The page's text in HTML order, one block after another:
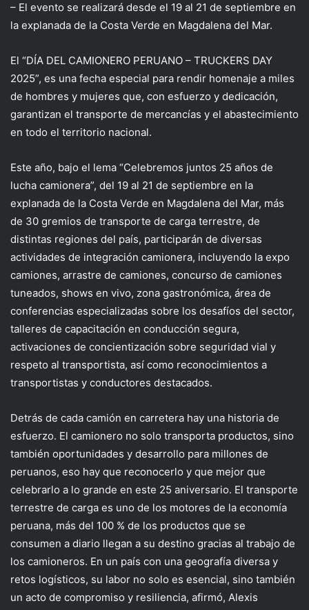
– El evento se realizará desde el 19 al 21 de septiembre en
la explanada de la Costa Verde en Magdalena del Mar.
El “DÍA DEL CAMIONERO PERUANO – TRUCKERS DAY
2025”, es una fecha especial para rendir homenaje a miles
de hombres y mujeres que, con esfuerzo y dedicación,
garantizan el transporte de mercancías y el abastecimiento
en todo el territorio nacional.
Este año, bajo el lema “Celebremos juntos 25 años de
lucha camionera”, del 19 al 21 de septiembre en la
explanada de la Costa Verde en Magdalena del Mar, más
de 30 gremios de transporte de carga terrestre, de
distintas regiones del país, participarán de diversas
actividades de integración camionera, incluyendo la expo
camiones, arrastre de camiones, concurso de camiones
tuneados, shows en vivo, zona gastronómica, área de
conferencias especializadas sobre los desafíos del sector,
talleres de capacitación en conducción segura,
activaciones de concientización sobre seguridad vial y
respeto al transportista, así como reconocimientos a
transportistas y conductores destacados.
Detrás de cada camión en carretera hay una historia de
esfuerzo. El camionero no solo transporta productos, sino
también oportunidades y desarrollo para millones de
peruanos, eso hay que reconocerlo y que mejor que
celebrarlo a lo grande en este 25 aniversario. El transporte
terrestre de carga es uno de los motores de la economía
peruana, más del 100 % de los productos que se
consumen a diario llegan a su destino gracias al trabajo de
los camioneros. En un país con una geografía diversa y
retos logísticos, su labor no solo es esencial, sino también
un acto de compromiso y resiliencia, afirmó, Alexis